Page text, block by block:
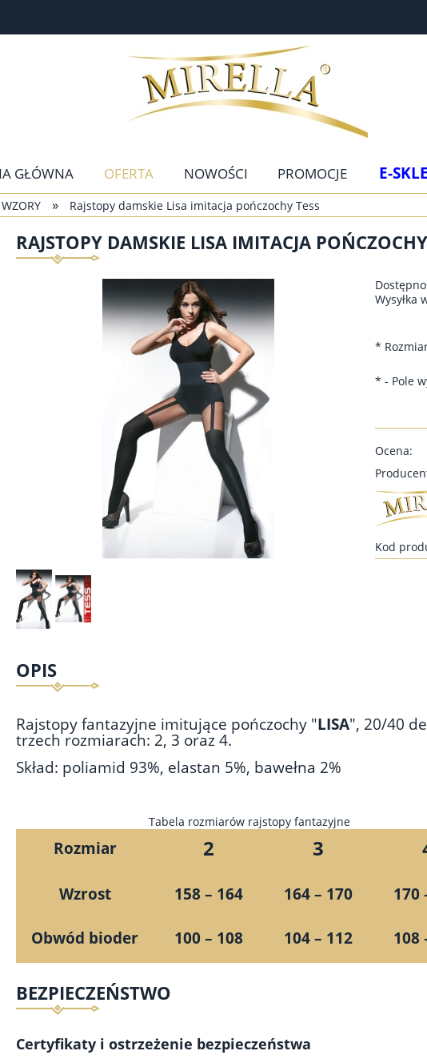
GŁÓWNA OFERTA NOWOŚCI PROMOCJE E-
» Rajstopy damskie Lisa imitacja pończochy Tess
RAJSTOPY DAMSKIE LISA IMITACJA
Wysyłka
*
* - Pole
Ocena:
Kod
OPIS
Rajstopy fantazyjne imitujące pończochy "LISA", 20/40
trzech rozmiarach: 2, 3 oraz 4.
Skład: poliamid 93%, elastan 5%, bawełna 2%
Tabela rozmiarów rajstopy fantazyjne
Rozmiar 2 3
Wzrost 158 – 164 164 – 170 170
Obwód bioder 100 – 108 104 – 112 108
BEZPIECZEŃSTWO
Certyfikaty i ostrzeżenie bezpieczeństwa